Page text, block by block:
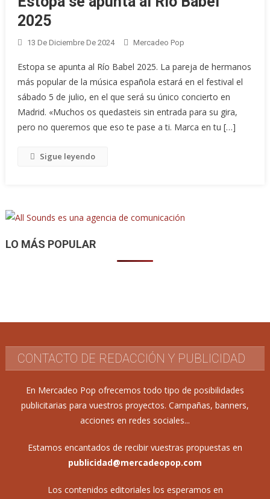
2025
13 De Diciembre De 2024 Mercadeo Pop
Estopa se apunta al Río Babel 2025. La pareja de hermanos
más popular de la música española estará en el festival el
sábado 5 de julio, en el que será su único concierto en
Madrid. «Muchos os quedasteis sin entrada para su gira,
pero no queremos que eso te pase a ti. Marca en tu […]
Sigue leyendo
LO MÁS POPULAR
CONTACTO DE REDACCIÓN Y PUBLICIDAD
En Mercadeo Pop ofrecemos todo tipo de posibilidades
publicitarias para vuestros proyectos. Campañas, banners,
acciones en redes sociales...
Estamos encantados de recibir vuestras propuestas en
publicidad@mercadeopop.com
Los contenidos editoriales los esperamos en